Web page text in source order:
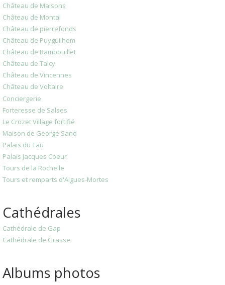
Château de Maisons
Château de Montal
Château de pierrefonds
Château de Puyguilhem
Château de Rambouillet
Château de Talcy
Château de Vincennes
Château de Voltaire
Conciergerie
Forteresse de Salses
Le Crozet Village fortifié
Maison de George Sand
Palais du Tau
Palais Jacques Coeur
Tours de la Rochelle
Tours et remparts d'Aigues-Mortes
Cathédrales
Cathédrale de Gap
Cathédrale de Grasse
Albums photos